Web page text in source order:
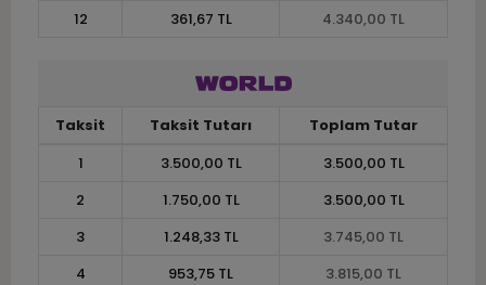
12
361,67 TL 4.340,00 TL
Taksit Taksit Tutarı
Toplam Tutar
1
3.500,00 TL
3.500,00 TL
2
1.750,00 TL
3.500,00 TL
3
1.248,33 TL
3.745,00 TL
4
953,75 TL
3.815,00 TL